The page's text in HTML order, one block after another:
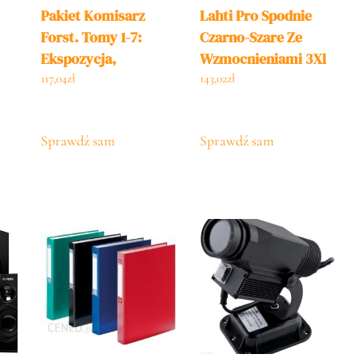
Pakiet Komisarz
Forst. Tomy 1-7:
Ekspozycja,
Przewieszenie,
Halny, Przepaść
117,04zł
Sprawdź sam
Lahti Pro Spodnie
Czarno-Szare Ze
Wzmocnieniami 3Xl
L4052006
143,02zł
Sprawdź sam